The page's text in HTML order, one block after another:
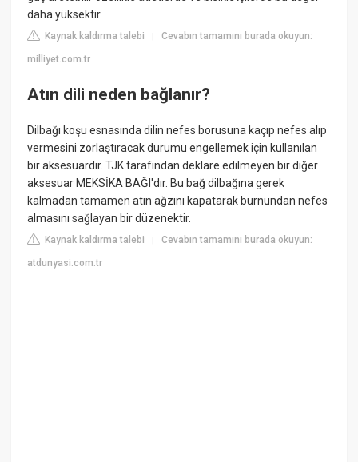
daha yüksektir.
Kaynak kaldırma talebi |Cevabın tamamını burada okuyun:
milliyet.com.tr
Atın dili neden bağlanır?
Dilbağı koşu esnasında dilin nefes borusuna kaçıp nefes alıp
vermesini zorlaştıracak durumu engellemek için kullanılan
bir aksesuardır. TJK tarafından deklare edilmeyen bir diğer
aksesuar MEKSİKA BAĞI'dır. Bu bağ dilbağına gerek
kalmadan tamamen atın ağzını kapatarak burnundan nefes
almasını sağlayan bir düzenektir.
Kaynak kaldırma talebi |Cevabın tamamını burada okuyun:
atdunyasi.com.tr